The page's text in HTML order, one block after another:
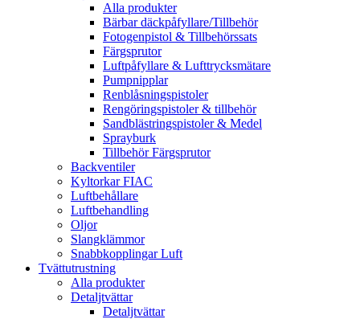
Alla produkter
Bärbar däckpåfyllare/Tillbehör
Fotogenpistol & Tillbehörssats
Färgsprutor
Luftpåfyllare & Lufttrycksmätare
Pumpnipplar
Renblåsningspistoler
Rengöringspistoler & tillbehör
Sandblästringspistoler & Medel
Sprayburk
Tillbehör Färgsprutor
Backventiler
Kyltorkar FIAC
Luftbehållare
Luftbehandling
Oljor
Slangklämmor
Snabbkopplingar Luft
Tvättutrustning
Alla produkter
Detaljtvättar
Detaljtvättar